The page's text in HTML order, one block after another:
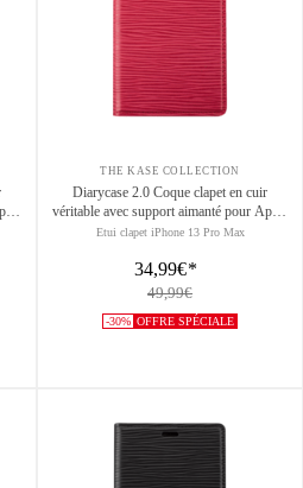
THE KASE COLLECTION
Diarycase 2.0 Coque clapet en cuir
véritable avec support aimanté pour Apple
iPhone 13 Pro Max, Rouge Bordeaux
Etui clapet iPhone 13 Pro Max
34,99€*
49,99€
-30% OFFRE SPÉCIALE